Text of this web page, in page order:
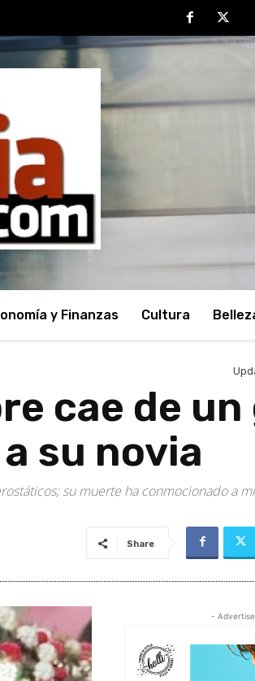
y Finanzas Cultura
cae de
su novia
su muerte ha conmocionado a
Share
-